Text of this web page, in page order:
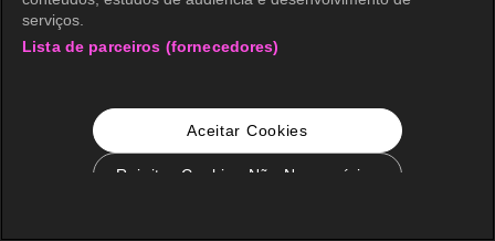
serviços.
Lista de parceiros (fornecedores)
Aceitar Cookies
Rejeitar Cookies Não Necessários